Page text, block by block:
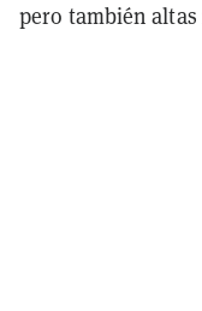
pero también